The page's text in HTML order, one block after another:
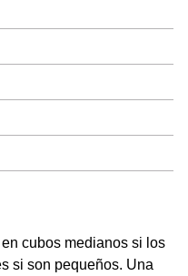
cubos medianos si los
si son pequeños. Una